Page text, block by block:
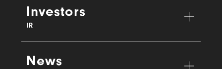
Investors
IR
News